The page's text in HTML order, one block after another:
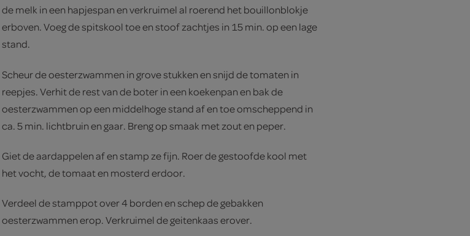
de melk in een hapjespan en verkruimel al roerend het bouillonblokje
erboven. Voeg de spitskool toe en stoof zachtjes in 15 min. op een lage
stand.
Scheur de oesterzwammen in grove stukken en snijd de tomaten in
reepjes. Verhit de rest van de boter in een koekenpan en bak de
oesterzwammen op een middelhoge stand af en toe omscheppend in
ca. 5 min. lichtbruin en gaar. Breng op smaak met zout en peper.
Giet de aardappelen af en stamp ze fijn. Roer de gestoofde kool met
het vocht, de tomaat en mosterd erdoor.
Verdeel de stamppot over 4 borden en schep de gebakken
oesterzwammen erop. Verkruimel de geitenkaas erover.